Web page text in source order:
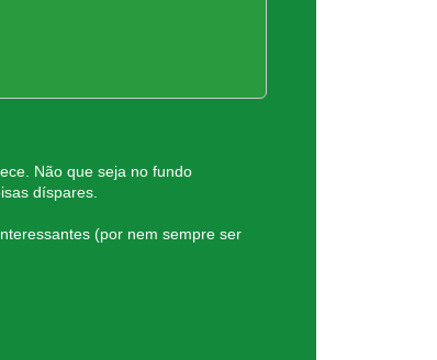
Não que seja no fundo
díspares.
(por nem sempre ser